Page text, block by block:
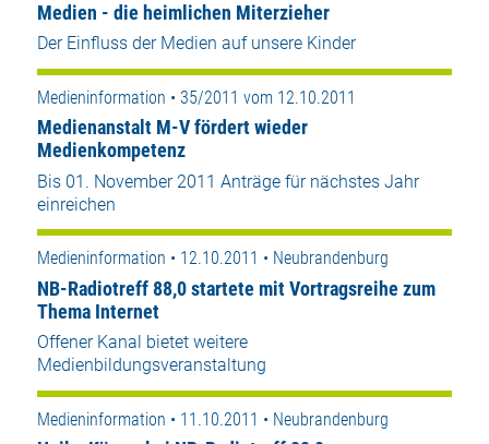
Medien - die heimlichen Miterzieher
Der Einfluss der Medien auf unsere Kinder
Medieninformation • 35/2011 vom 12.10.2011
Medienanstalt M-V fördert wieder
Medienkompetenz
Bis 01. November 2011 Anträge für nächstes Jahr
einreichen
Medieninformation • 12.10.2011 • Neubrandenburg
NB-Radiotreff 88,0 startete mit Vortragsreihe zum
Thema Internet
Offener Kanal bietet weitere
Medienbildungsveranstaltung
Medieninformation • 11.10.2011 • Neubrandenburg